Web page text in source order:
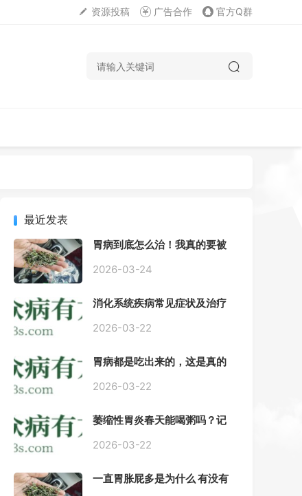
资源投稿 广告合作 官方Q群
最近发表
胃病到底怎么治！我真的要被
2026-03-24
消化系统疾病常见症状及治疗
案
2026-03-22
胃病都是吃出来的，这是真的
2026-03-22
萎缩性胃炎春天能喝粥吗？记
2026-03-22
一直胃胀屁多是为什么 有没有